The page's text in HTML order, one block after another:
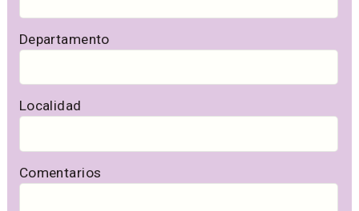
Departamento
Localidad
Comentarios